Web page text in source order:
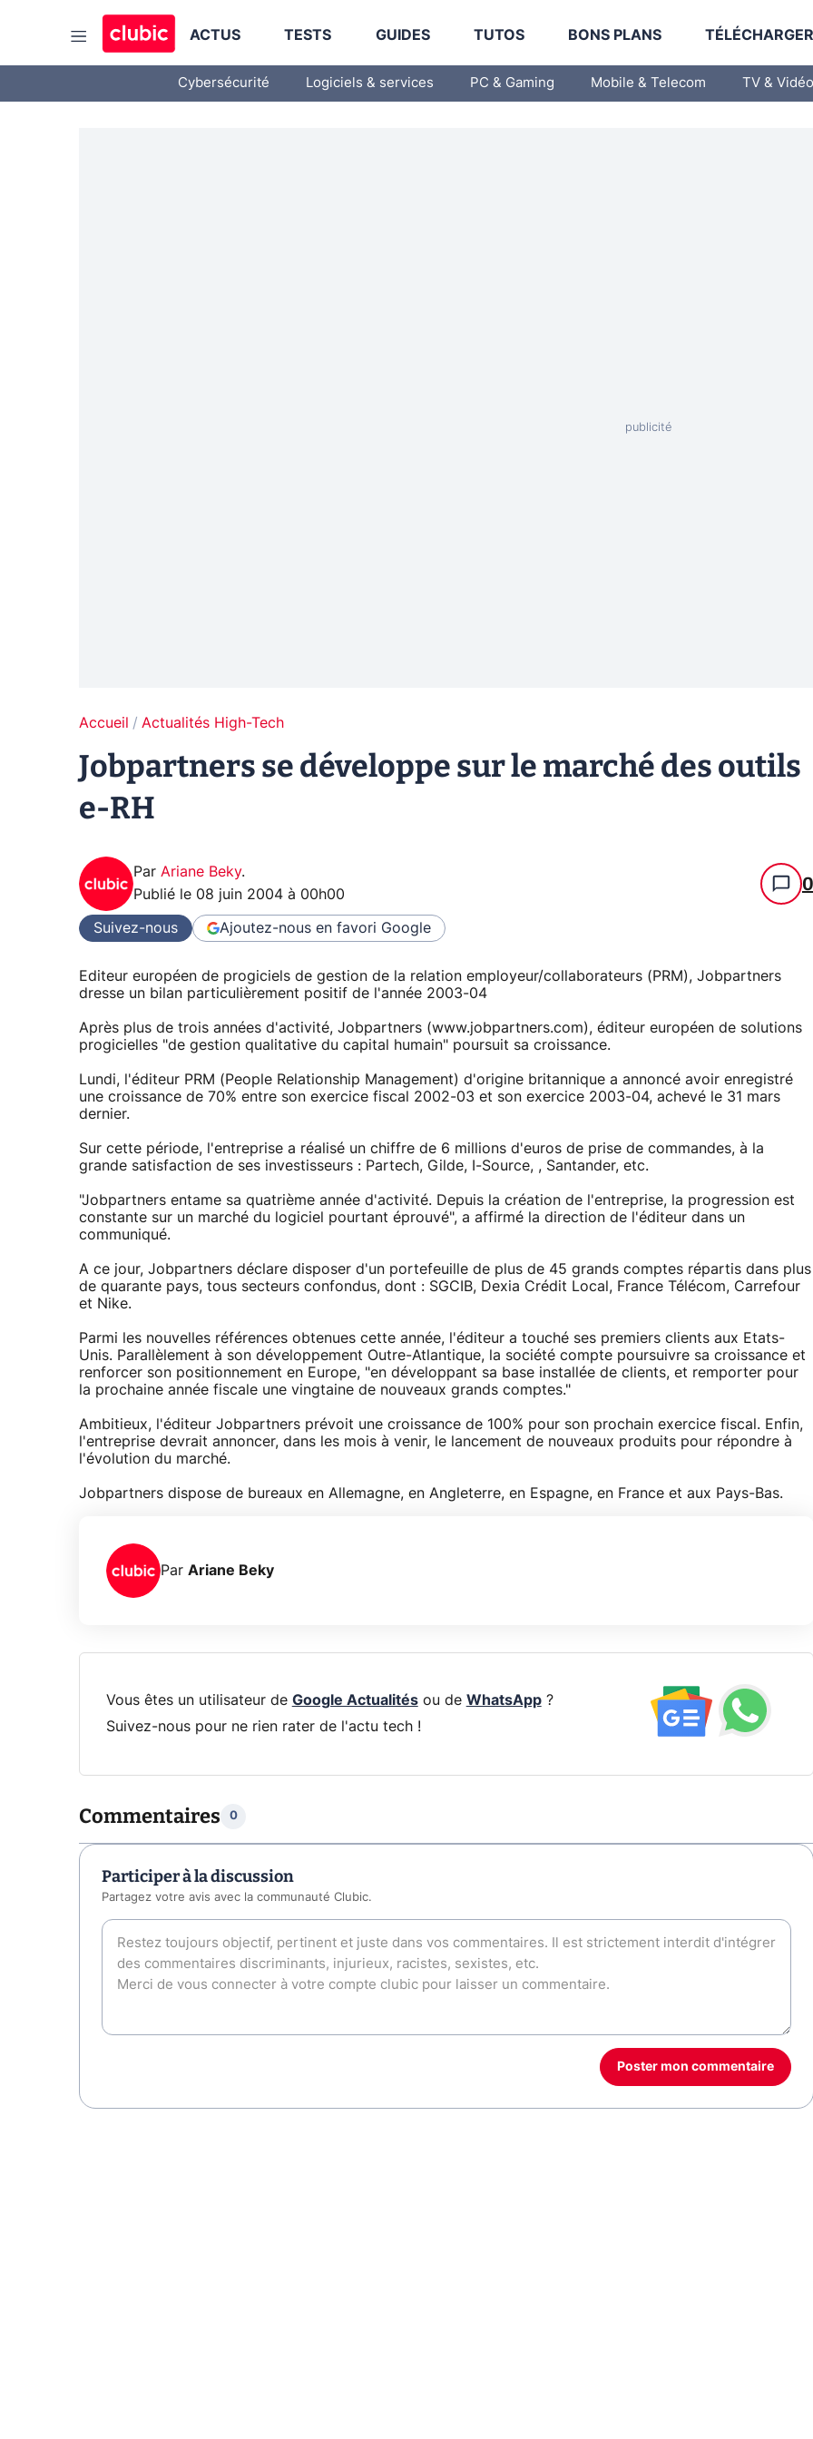
ACTUS TESTS GUIDES TUTOS BONS PLANS
Cybersécurité Logiciels & services PC & Gaming Mobile & Telecom TV & Vidéo
Accueil Actualités High-Tech
Jobpartners se développe sur le marché des outils
e-RH
Par Ariane Beky.
Publié le 08 juin 2004 à 00h00 0
Suivez-nous Ajoutez-nous en favori Google
Editeur européen de progiciels de gestion de la relation employeur/collaborateurs (PRM), Jobpartners
dresse un bilan particulièrement positif de l'année 2003-04
Après plus de trois années d'activité, Jobpartners (www.jobpartners.com), éditeur européen de solutions
progicielles "de gestion qualitative du capital humain" poursuit sa croissance.
Lundi, l'éditeur PRM (People Relationship Management) d'origine britannique a annoncé avoir enregistré
une croissance de 70% entre son exercice fiscal 2002-03 et son exercice 2003-04, achevé le 31 mars
dernier.
Sur cette période, l'entreprise a réalisé un chiffre de 6 millions d'euros de prise de commandes, à la
grande satisfaction de ses investisseurs : Partech, Gilde, I-Source, , Santander, etc.
"Jobpartners entame sa quatrième année d'activité. Depuis la création de l'entreprise, la progression est
constante sur un marché du logiciel pourtant éprouvé", a affirmé la direction de l'éditeur dans un
communiqué.
A ce jour, Jobpartners déclare disposer d'un portefeuille de plus de 45 grands comptes répartis dans plus
de quarante pays, tous secteurs confondus, dont : SGCIB, Dexia Crédit Local, France Télécom, Carrefour
et Nike.
Parmi les nouvelles références obtenues cette année, l'éditeur a touché ses premiers clients aux Etats-
Unis. Parallèlement à son développement Outre-Atlantique, la société compte poursuivre sa croissance et
renforcer son positionnement en Europe, "en développant sa base installée de clients, et remporter pour
la prochaine année fiscale une vingtaine de nouveaux grands comptes."
Ambitieux, l'éditeur Jobpartners prévoit une croissance de 100% pour son prochain exercice fiscal. Enfin,
l'entreprise devrait annoncer, dans les mois à venir, le lancement de nouveaux produits pour répondre à
l'évolution du marché.
Jobpartners dispose de bureaux en Allemagne, en Angleterre, en Espagne, en France et aux Pays-Bas.
Par Ariane Beky
Vous êtes un utilisateur de Google Actualitésou de WhatsApp?
Suivez-nous pour ne rien rater de l'actu tech !
Commentaires 0
Participer à la discussion
Partagez votre avis avec la communauté Clubic.
Poster mon commentaire